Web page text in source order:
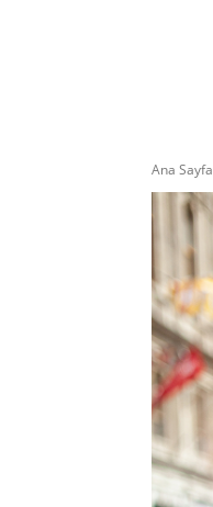
Ana Sayfa